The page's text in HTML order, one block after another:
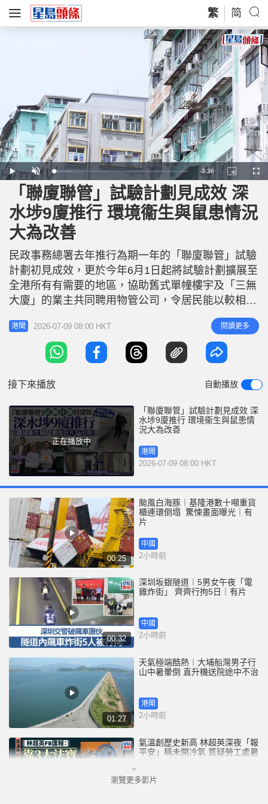
繁 简
P
l
U
n
m
u
t
e
L
o
a
d
e
d
:
1
3
.
5
4
R
e
m
n
n
-3:36
P
i
c
t
u
r
e
-
i
u
r
e
F
u
c
e
e
「聯廈聯管」試驗計劃見成效 深
水埗9廈推行 環境衞生與鼠患情況
大為改善
民政事務總署去年推行為期一年的「聯廈聯管」試驗
計劃初見成效，更於今年6月1日起將試驗計劃擴展至
全港所有有需要的地區，協助舊式單幢樓宇及「三無
大廈」的業主共同聘用物管公司，令居民能以較相宜
的費用，獲得基本的大廈管理服務。深水埗區共有9
幢大廈參與第一期計劃，有業主表示大廈的環境衞生
與鼠患情況大為改善。 相關報道：試驗計劃初見成
效 麥美娟：6月起擴至全港所需地區 民政事務總署於
港聞 2026-07-09 08:00 HKT 閱讀更多
接下來播放 自動播放
正在播放中
「聯廈聯管」試驗計劃見成效 深
水埗9廈推行 環境衞生與鼠患情
況大為改善
港聞
2026-07-09 08:00 HKT
00:25
颱風白海豚︱基隆港數十噸重貨
櫃連環倒塌 驚悚畫面曝光｜有
片
中國
2小時前
00:32
深圳坂銀隧道︱5男女午夜「電
雞炸街」 齊齊行拘5日｜有片
中國
2小時前
01:27
天氣極端酷熱︱大埔船灣男子行
山中暑暈倒 直升機送院途中不治
港聞
2小時前
氣溫創歷史新高 林超英深夜「報
平安」稱未開冷氣 質疑勞工處暑
熱警告「取消也沒分別」
港聞
瀏覽更多影片